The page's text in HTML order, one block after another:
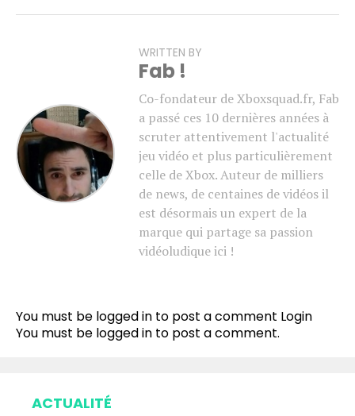
WRITTEN BY
Fab !
Co-fondateur de Xboxsquad.fr, Fab
a passé ces 10 dernières années à
scruter attentivement l'actualité
jeu vidéo et plus particulièrement
celle de Xbox. Auteur de milliers
de news, de centaines de vidéos il
est désormais un expert de la
marque qui partage sa passion
vidéoludique ici !
You must be logged in to post a comment Login
You must be logged in to post a comment.
ACTUALITÉ